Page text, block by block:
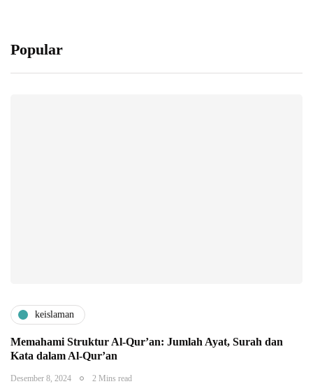
Popular
keislaman
Memahami Struktur Al-Qur’an: Jumlah Ayat, Surah dan
Kata dalam Al-Qur’an
Desember 8, 2024 2 Mins read